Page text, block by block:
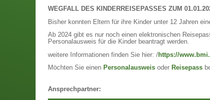
WEGFALL DES KINDERREISEPASSES ZUM
Bisher konnten Eltern für ihre Kinder unter 12 Jahren
Ab 2024 gibt es nur noch einen elektronischen
Personalausweis für die Kinder beantragt werden.
weitere Informationen finden Sie hier: /https://
Möchten Sie einen Personalausweis oder Reisepass
Ansprechpartner: